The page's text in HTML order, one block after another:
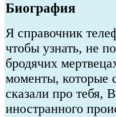
Биография
Я справочник
чтобы узнать, не
бродячих
моменты, которые
сказали про тебя,
иностранного